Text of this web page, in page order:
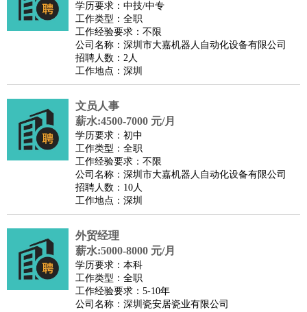
学历要求：中技/中专
工作类型：全职
工作经验要求：不限
公司名称：深圳市大嘉机器人自动化设备有限公司
招聘人数：2人
工作地点：深圳
文员人事
薪水:4500-7000 元/月
学历要求：初中
工作类型：全职
工作经验要求：不限
公司名称：深圳市大嘉机器人自动化设备有限公司
招聘人数：10人
工作地点：深圳
外贸经理
薪水:5000-8000 元/月
学历要求：本科
工作类型：全职
工作经验要求：5-10年
公司名称：深圳瓷安居瓷业有限公司